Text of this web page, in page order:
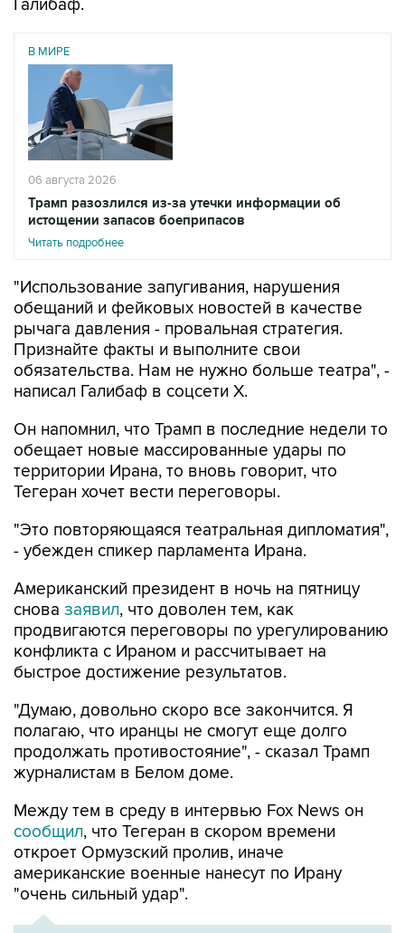
В МИРЕ
06 августа 2026
Трамп разозлился из-за утечки информации об
истощении запасов боеприпасов
Читать подробнее
"Использование запугивания, нарушения
рычага давления - провальная стратегия.
Признайте факты и выполните свои
обязательства. Нам не нужно больше театра", -
написал Галибаф в соцсети X.
Он напомнил, что Трамп в последние недели то
территории Ирана, то вновь говорит, что
Тегеран хочет вести переговоры.
"Это повторяющаяся театральная дипломатия",
Американский президент в ночь на пятницу
продвигаются переговоры по урегулированию
конфликта с Ираном и рассчитывает на
быстрое достижение результатов.
"Думаю, довольно скоро все закончится. Я
продолжать противостояние", - сказал Трамп
журналистам в Белом доме.
Между тем в среду в интервью Fox News он
откроет Ормузский пролив, иначе
американские военные нанесут по Ирану
"очень сильный удар".
ХРОНИКА